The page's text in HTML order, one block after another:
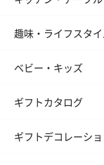
フラッグカプセル：イ
（END）（880円）
趣味・ライフスタ
ベビー・キッズ
ギフトカタログ
ギフトデコレーシ